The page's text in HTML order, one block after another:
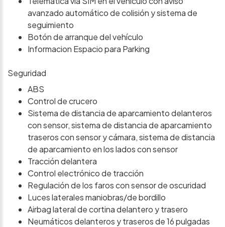
avanzado automático de colisión y sistema de
seguimiento
Botón de arranque del vehículo
Informacion Espacio para Parking
Seguridad
ABS
Control de crucero
Sistema de distancia de aparcamiento delanteros
con sensor, sistema de distancia de aparcamiento
traseros con sensor y cámara, sistema de distancia
de aparcamiento en los lados con sensor
Tracción delantera
Control electrónico de tracción
Regulación de los faros con sensor de oscuridad
Luces laterales maniobras/de bordillo
Airbag lateral de cortina delantero y trasero
Neumáticos delanteros y traseros de 16 pulgadas